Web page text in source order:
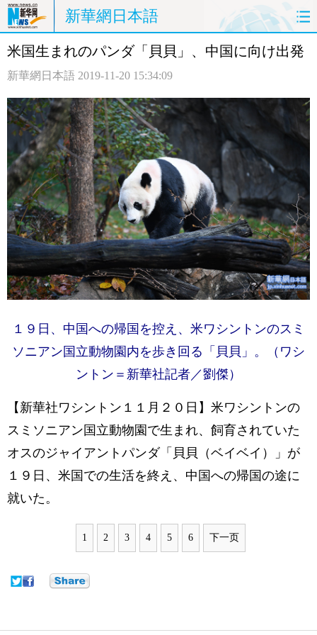
新華網日本語
ホームページ 政治 経済
観光 評論
中日対訳
米国生まれのパンダ「貝貝」、中国に向け出発
新華網日本語 2019-11-20 15:34:09
１９日、中国への帰国を控え、米ワシントンのスミ
ソニアン国立動物園内を歩き回る「貝貝」。（ワシ
ントン＝新華社記者／劉傑）
【新華社ワシントン１１月２０日】米ワシントンの
スミソニアン国立動物園で生まれ、飼育されていた
オスのジャイアントパンダ「貝貝（ベイベイ）」が
１９日、米国での生活を終え、中国への帰国の途に
就いた。
1 2 3 4 5 6 下一页